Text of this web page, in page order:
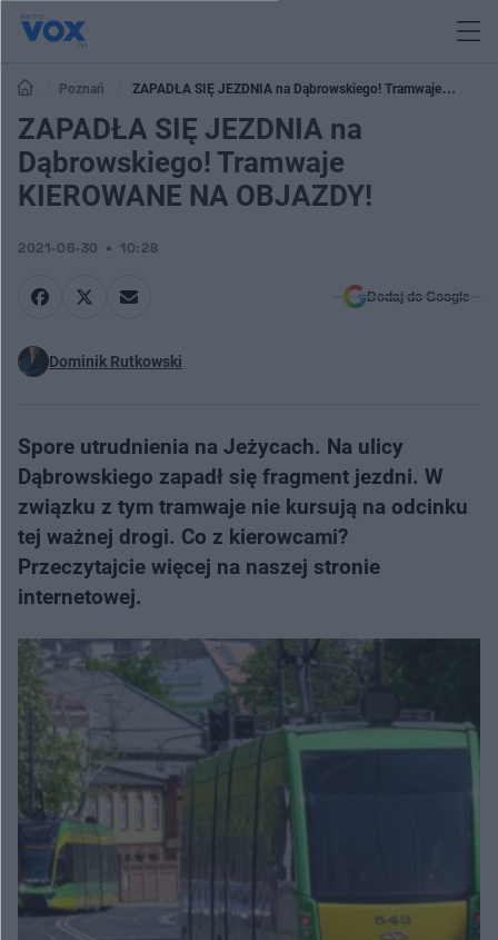
Poznań
ZAPADŁA SIĘ JEZDNIA na Dąbrowskiego! Tramwaje
KIEROWANE NA OBJAZDY!
ZAPADŁA SIĘ JEZDNIA na
Dąbrowskiego! Tramwaje
KIEROWANE NA OBJAZDY!
2021-06-30 10:28
Dodaj do Google
Dominik Rutkowski
Spore utrudnienia na Jeżycach. Na ulicy
Dąbrowskiego zapadł się fragment jezdni. W
związku z tym tramwaje nie kursują na odcinku
tej ważnej drogi. Co z kierowcami?
Przeczytajcie więcej na naszej stronie
internetowej.